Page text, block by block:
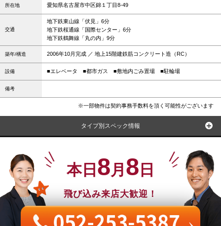
所在地 愛知県名古屋市中区錦１丁目8-49
交通
地下鉄東山線「伏見」6分
地下鉄桜通線「国際センター」6分
地下鉄鶴舞線「丸の内」9分
築年/構造 2006年10月完成 ／ 地上15階建鉄筋コンクリート造（RC）
設備 ■エレベータ ■都市ガス ■敷地内ごみ置場 ■駐輪場
備考
※一部物件は契約事務手数料を頂く可能性がございます
タイプ別スペック情報
本日 8月 8 日
飛び込み来店大歓迎！